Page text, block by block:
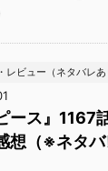
レビュー（ネタバレあ
ース』1167
想（※ネタバ